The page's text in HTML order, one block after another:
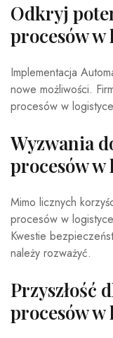
Odkryj
procesów
Implementacja
nowe możliwości.
procesów w
Wyzwania
procesów
Mimo licznych
procesów w
Kwestie
należy rozważyć.
Przyszłość
procesów